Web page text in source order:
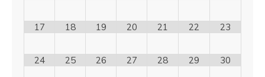
17 18 19 20 21 22 23
24 25 26 27 28 29 30